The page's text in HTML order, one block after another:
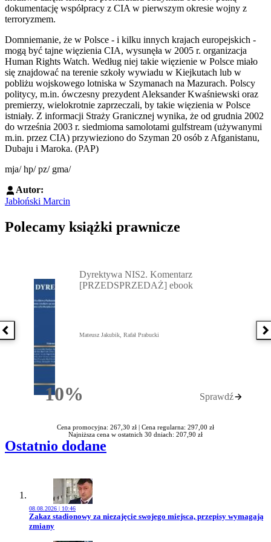
dokumentację współpracy z CIA w pierwszym okresie wojny z
terroryzmem.
Domniemanie, że w Polsce - i kilku innych krajach europejskich -
mogą być tajne więzienia CIA, wysunęła w 2005 r. organizacja
Human Rights Watch. Według niej takie więzienie w Polsce miało
się znajdować na terenie szkoły wywiadu w Kiejkutach lub w
pobliżu wojskowego lotniska w Szymanach na Mazurach. Polscy
politycy, m.in. ówczesny prezydent Aleksander Kwaśniewski oraz
premierzy, wielokrotnie zaprzeczali, by takie więzienia w Polsce
istniały. Z informacji Straży Granicznej wynika, że od grudnia 2002
do września 2003 r. siedmioma samolotami gulfstream (używanymi
m.in. przez CIA) przywieziono do Szyman 20 osób z Afganistanu,
Dubaju i Maroka. (PAP)
mja/ hp/ pz/ gma/
Autor:
Jabłoński Marcin
Polecamy książki prawnicze
Poprzednia książka
10%Rabatu
Dyrektywa NIS2. Komentarz
[PRZEDSPRZEDAŻ] ebook
Mateusz Jakubik, Rafał Prabucki
Sprawdź
Cena promocyjna: 267,30 zł | Cena regularna: 297,00 zł
Najniższa cena w ostatnich 30 dniach: 207,90 zł
Ostatnio dodane
08.08.2026 | 10:46
Przejdź do artykułu:
Zakaz stadionowy za niezajęcie swojego miejsca, przepisy wymagają
zmiany